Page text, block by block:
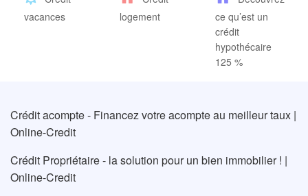
vacances
logement
ce qu’est un
crédit
hypothécaire
125 %
Crédit acompte - Financez votre acompte au meilleur taux |
Online-Credit
Crédit Propriétaire - la solution pour un bien immobilier ! |
Online-Credit